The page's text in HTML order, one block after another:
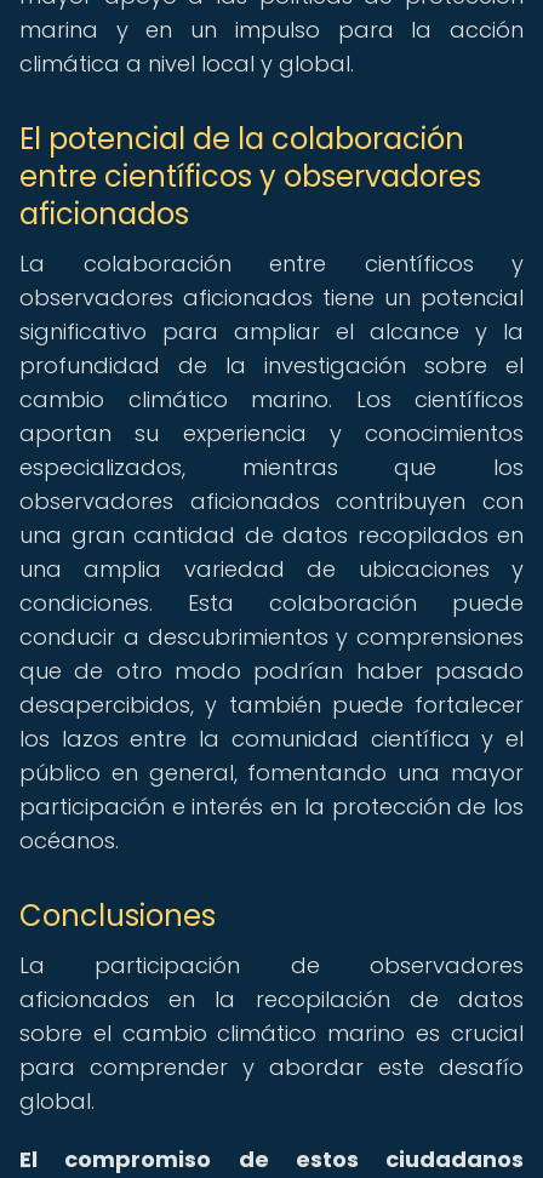
marina y en un impulso para la acción
climática a nivel local y global.
El potencial de la colaboración
entre científicos y observadores
aficionados
La colaboración entre científicos y
observadores aficionados tiene un potencial
significativo para ampliar el alcance y la
profundidad de la investigación sobre el
cambio climático marino. Los científicos
aportan su experiencia y conocimientos
especializados, mientras que los
observadores aficionados contribuyen con
una gran cantidad de datos recopilados en
una amplia variedad de ubicaciones y
condiciones. Esta colaboración puede
conducir a descubrimientos y comprensiones
que de otro modo podrían haber pasado
desapercibidos, y también puede fortalecer
los lazos entre la comunidad científica y el
público en general, fomentando una mayor
participación e interés en la protección de los
océanos.
Conclusiones
La participación de observadores
aficionados en la recopilación de datos
sobre el cambio climático marino es crucial
para comprender y abordar este desafío
global.
El compromiso de estos ciudadanos